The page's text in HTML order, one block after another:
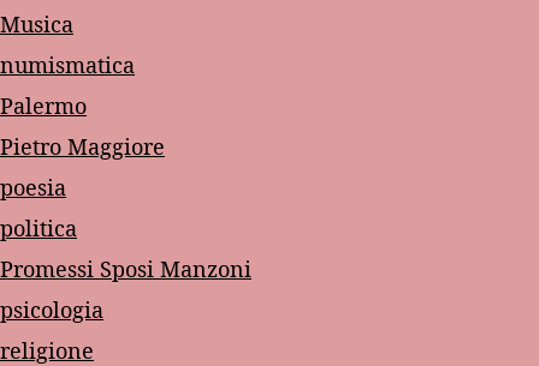
Musica
numismatica
Palermo
Pietro Maggiore
poesia
politica
Promessi Sposi Manzoni
psicologia
religione